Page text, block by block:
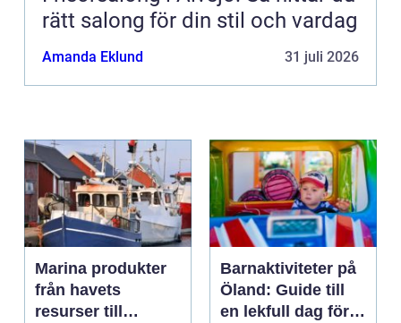
rätt salong för din stil och vardag
Amanda Eklund 31 juli 2026
Marina produkter
från havets
resurser till
Barnaktiviteter på
Öland: Guide till
en lekfull dag för